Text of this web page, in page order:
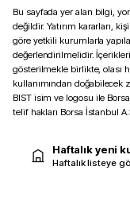
Bu sayfada yer alan bilgi,
değildir. Yatırım kararları,
göre yetkili kurumlarla
değerlendirilmelidir.
gösterilmekle birlikte, olası
kullanımından doğabilecek
BIST isim ve logosu ile
telif hakları Borsa İstanbul
Haftalık yeni
Haftalık listeye